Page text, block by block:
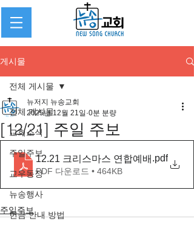
게시물
전체 게시물
교회소식
주일주보
교우동정
뉴송행사
헌금 안내 방법
전체 게시물
[12/21] 주일 주보
뉴저지 뉴송교회
2025년 12월 21일 0분 분량
12.21 크리스마스 연합예배 .pdf
PDF 다운로드 • 464KB
주일주보